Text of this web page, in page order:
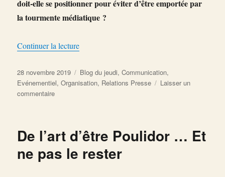
doit-elle se positionner pour éviter d’être emportée par
la tourmente médiatique ?
Continuer la lecturede « Comment éviter de se faire éclabousser
Publié
le
28 novembre 2019 Catégories
Blog du jeudi,Communication,
Evénementiel,Organisation, Relations Presse
Laisser un
commentairesur
se
éclabousser
De l’art d’être Poulidor … Et
ne pas le rester